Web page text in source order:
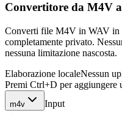
Convertitore da M4V
Converti file M4V in WAV in
completamente privato.
nessuna limitazione nascosta.
Elaborazione localeNessun
Premi Ctrl+D per aggiungere
m4v Input